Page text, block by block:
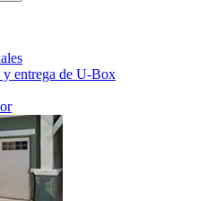
entrega de U-Box